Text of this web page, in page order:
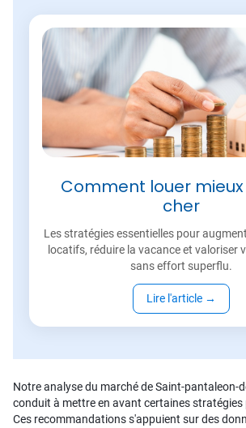
Comment louer
cher
Les stratégies essentielles pour
locatifs, réduire la vacance et valoriser
sans effort superflu.
Lire l'article →
Notre analyse du marché de Saint-pantaleon-
conduit à mettre en avant certaines
Ces recommandations s'appuient sur des